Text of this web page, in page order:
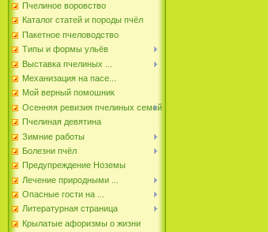
Пчелиное воровство
Каталог статей и породы пчёл
Пакетное пчеловодство
Типы и формы ульёв
Выставка пчелиных ...
Механизация на пасе...
Мой верный помошник
Осенняя ревизия пчелиных семей
Пчелиная девятина
Зимние работы
Болезни пчёл
Предупреждение Ноземы
Лечение природными ...
Опасные гости на ...
Литературная страница
Крылатые афоризмы о жизни